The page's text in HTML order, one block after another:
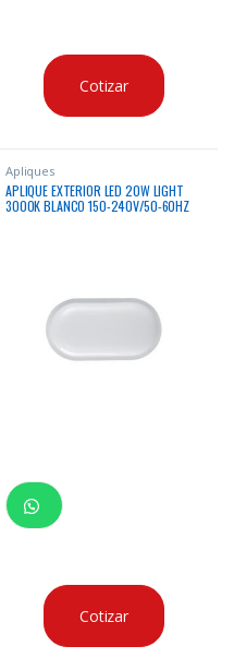
Cotizar
Apliques
APLIQUE EXTERIOR LED 20W LIGHT
3000K BLANCO 150-240V/50-60HZ
Cotizar